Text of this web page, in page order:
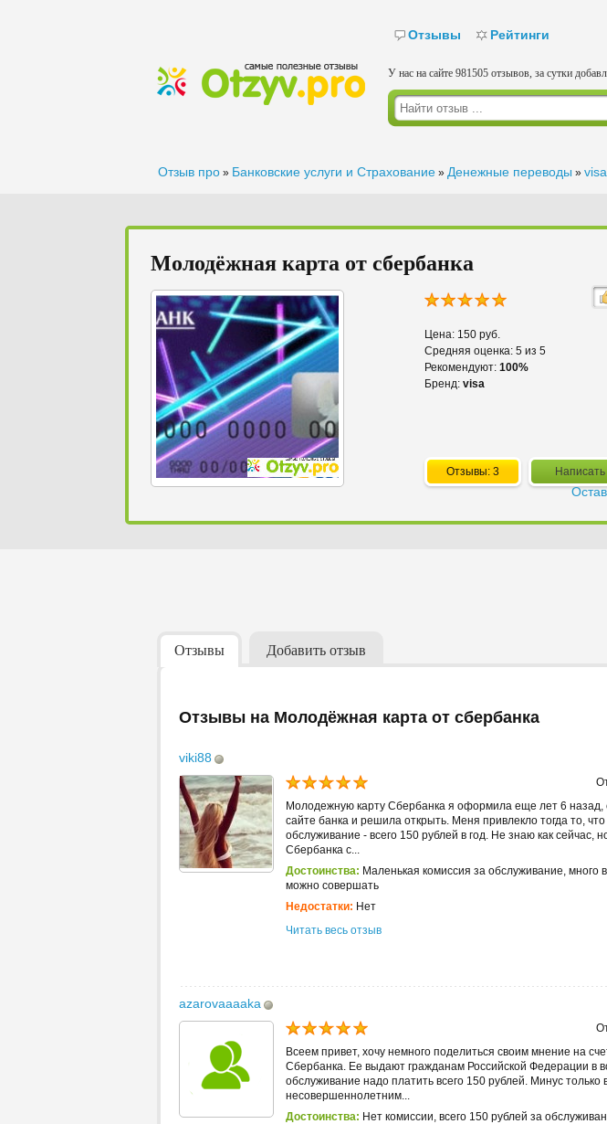
Отзывы Рейтинги
У нас на сайте 981505 отзывов, за сутки
Отзыв про » Банковские услуги и Страхование » Денежные переводы » visa
Молодёжная карта от сбербанка
Цена: 150 руб.
Средняя оценка: 5 из 5
Рекомендуют: 100%
Бренд: visa
Отзывы: 3
Отзывы Добавить отзыв
Отзывы на Молодёжная карта от сбербанка
viki88
Молодежную карту Сбербанка я оформила еще лет 6
сайте банка и решила открыть. Меня привлекло тогда то,
обслуживание - всего 150 рублей в год. Не знаю как сейчас,
Сбербанка с...
Достоинства: Маленькая комиссия за обслуживание, много
можно совершать
Недостатки: Нет
Читать весь отзыв
azarovaaaaka
Всеем привет, хочу немного поделиться своим мнение на
Сбербанка. Ее выдают гражданам Российской Федерации в
обслуживание надо платить всего 150 рублей. Минус только
несовершеннолетним...
Достоинства: Нет комиссии, всего 150 рублей за